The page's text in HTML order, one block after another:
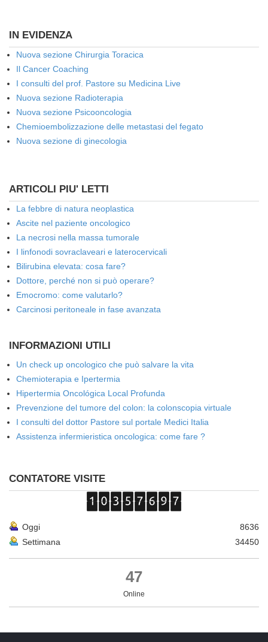
IN EVIDENZA
Nuova sezione Chirurgia Toracica
Il Cancer Coaching
I consulti del prof. Pastore su Medicina Live
Nuova sezione Radioterapia
Nuova sezione Psicooncologia
Chemioembolizzazione delle metastasi del fegato
Nuova sezione di ginecologia
ARTICOLI PIU' LETTI
La febbre di natura neoplastica
Ascite nel paziente oncologico
La necrosi nella massa tumorale
I linfonodi sovraclaveari e laterocervicali
Bilirubina elevata: cosa fare?
Dottore, perché non si può operare?
Emocromo: come valutarlo?
Carcinosi peritoneale in fase avanzata
INFORMAZIONI UTILI
Un check up oncologico che può salvare la vita
Chemioterapia e Ipertermia
Hipertermia Oncológica Local Profunda
Prevenzione del tumore del colon: la colonscopia virtuale
I consulti del dottor Pastore sul portale Medici Italia
Assistenza infermieristica oncologica: come fare ?
CONTATORE VISITE
Oggi
8636
Settimana
34450
47
Online